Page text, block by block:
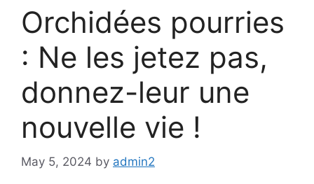
Orchidées pourries
: Ne les jetez pas,
donnez-leur une
nouvelle vie !
May 5, 2024 by admin2